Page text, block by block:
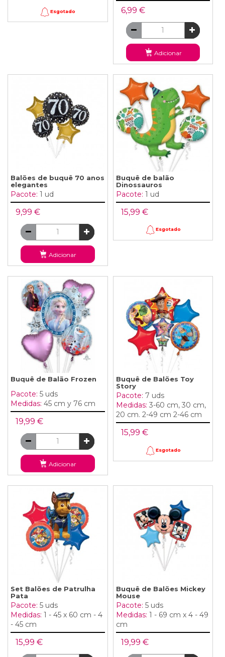
Esgotado 6,99 €
Adicionar
Balões de buquê 70 anos
elegantes
Pacote: 1 ud
9,99 €
Adicionar
Buquê de balão
Dinossauros
Pacote: 1 ud
15,99 €
Esgotado
Buquê de Balão Frozen
Pacote: 5 uds
Medidas: 45 cm y 76 cm
19,99 €
Adicionar
Buquê de Balões Toy
Story
Pacote: 7 uds
Medidas: 3-60 cm, 30 cm,
20 cm. 2-49 cm 2-46 cm
15,99 €
Esgotado
Set Balões de Patrulha
Pata
Pacote: 5 uds
Medidas: 1 - 45 x 60 cm - 4
- 45 cm
15,99 €
Buquê de Balões Mickey
Mouse
Pacote: 5 uds
Medidas: 1 - 69 cm x 4 - 49
cm
19,99 €